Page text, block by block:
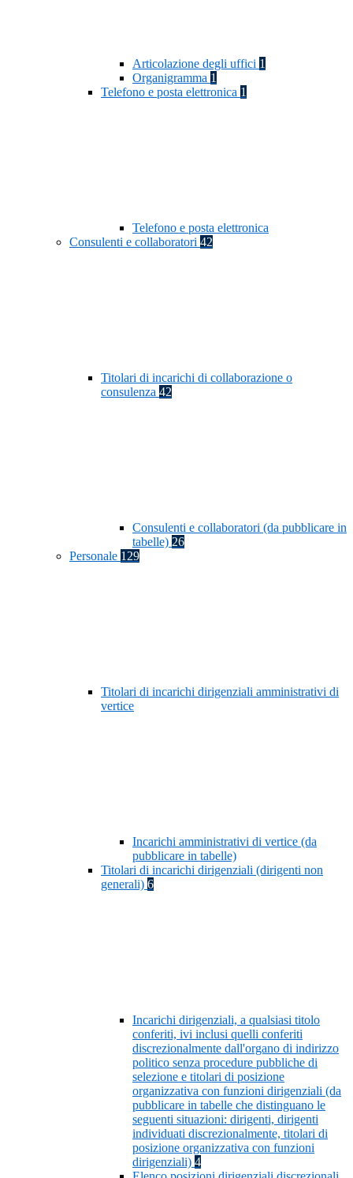
Articolazione degli uffici 1
Organigramma 1
Telefono e posta elettronica 1
Telefono e posta elettronica
Consulenti e collaboratori 42
Titolari di incarichi di collaborazione o
consulenza 42
Consulenti e collaboratori (da pubblicare in
tabelle) 26
Personale 129
Titolari di incarichi dirigenziali amministrativi di
vertice
Incarichi amministrativi di vertice (da
pubblicare in tabelle)
Titolari di incarichi dirigenziali (dirigenti non
generali) 6
Incarichi dirigenziali, a qualsiasi titolo
conferiti, ivi inclusi quelli conferiti
discrezionalmente dall'organo di indirizzo
politico senza procedure pubbliche di
selezione e titolari di posizione
organizzativa con funzioni dirigenziali (da
pubblicare in tabelle che distinguano le
seguenti situazioni: dirigenti, dirigenti
individuati discrezionalmente, titolari di
posizione organizzativa con funzioni
dirigenziali) 4